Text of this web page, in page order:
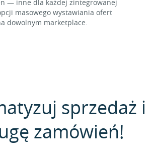
— inne dla każdej zintegrowanej
masowego wystawiania ofert
dowolnym marketplace.
sprzedaż i
zamówień!